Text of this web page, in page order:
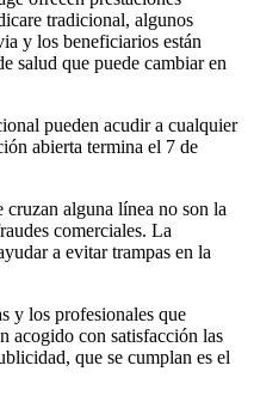
tradicional, algunos
y los beneficiarios están
salud que puede cambiar en
pueden acudir a cualquier
abierta termina el 7 de
alguna línea no son la
comerciales. La
a evitar trampas en la
y los profesionales que
acogido con satisfacción las
que se cumplan es el